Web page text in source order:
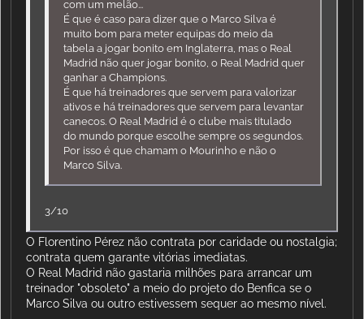
com um melão...
É que é caso para dizer que o Marco Silva é
muito bom para meter equipas do meio da
tabela a jogar bonito em Inglaterra, mas o Real
Madrid não quer jogar bonito, o Real Madrid quer
ganhar a Champions.
É que há treinadores que servem para valorizar
ativos e há treinadores que servem para levantar
canecos. O Real Madrid é o clube mais titulado
do mundo porque escolhe sempre os segundos.
Por isso é que chamam o Mourinho e não o
Marco Silva.
3/10
O Florentino Pérez não contrata por caridade ou nostalgia;
contrata quem garante vitórias imediatas.
O Real Madrid não gastaria milhões para arrancar um
treinador "obsoleto" a meio do projeto do Benfica se o
Marco Silva ou outro estivessem sequer ao mesmo nível.